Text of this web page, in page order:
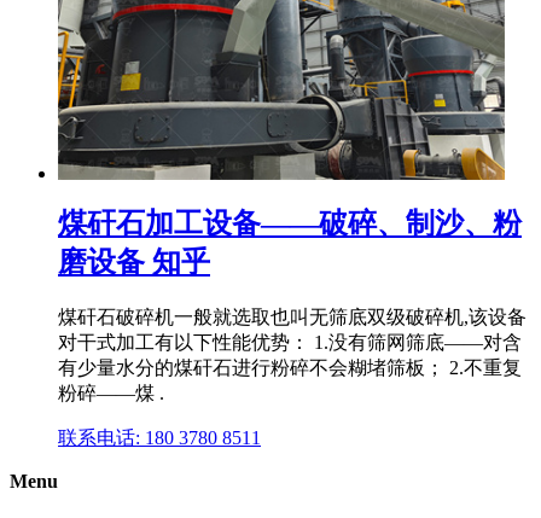
煤矸石加工设备——破碎、制沙、粉
磨设备 知乎
煤矸石破碎机一般就选取也叫无筛底双级破碎机,该设备
对干式加工有以下性能优势： 1.没有筛网筛底——对含
有少量水分的煤矸石进行粉碎不会糊堵筛板； 2.不重复
粉碎——煤 .
联系电话: 180 3780 8511
Menu